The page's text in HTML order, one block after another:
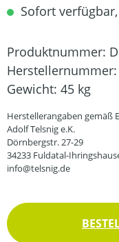
Sofort
Produktnummer:
Herstellernummer:
Gewicht: 45 kg
Herstellerangaben gemäß
Adolf Telsnig e.K.
Dörnbergstr. 27-29
34233 Fuldatal-
info@telsnig.de